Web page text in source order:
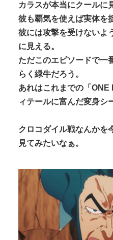
カラスが本当にクールに
彼も覇気を使えば実体を
彼には攻撃を受けないよ
に見える。
ただこのエピソードで一
らく緑牛だろう。
あれはこれまでの「
ィテールに富んだ変身シ
クロコダイル戦なんかを
見てみたいなぁ。